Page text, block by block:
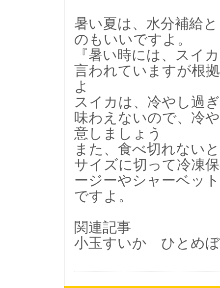
暑い夏は、水分補給
のもいいですよ。
『暑い時には、スイ
言われていますが根
よ
スイカは、冷やし過
味わえないので、冷
意しましょう
また、食べ切れない
サイズに切って冷凍
ージーやシャーベッ
ですよ。
関連記事
小玉すいか ひとめ